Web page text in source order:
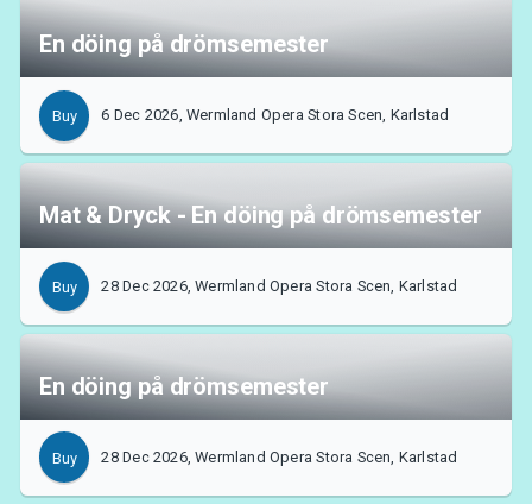
En döing på drömsemester
Buy 6 Dec 2026, Wermland Opera Stora Scen, Karlstad
Mat & Dryck - En döing på drömsemester
Buy 28 Dec 2026, Wermland Opera Stora Scen, Karlstad
En döing på drömsemester
Buy 28 Dec 2026, Wermland Opera Stora Scen, Karlstad